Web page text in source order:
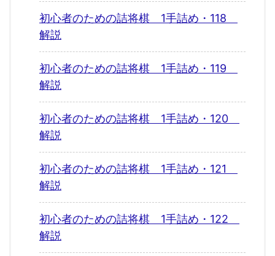
初心者のための詰将棋 1手詰め・118
解説
初心者のための詰将棋 1手詰め・119
解説
初心者のための詰将棋 1手詰め・120
解説
初心者のための詰将棋 1手詰め・121
解説
初心者のための詰将棋 1手詰め・122
解説